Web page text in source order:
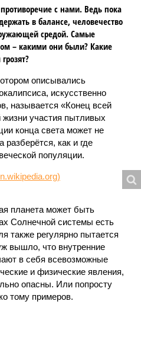
с нами. Ведь пока
в балансе, человечество
средой. Самые
– какими они были? Какие
описывались
искусственно
называется «Конец всей
жизни участия пытливых
конца света может не
разберётся, как и где
популяции.
планета может быть
Солнечной системы есть
также регулярно пытается
вышло, что внутренние
в себя всевозможные
и физические явления,
опасны. Или попросту
тому примеров.